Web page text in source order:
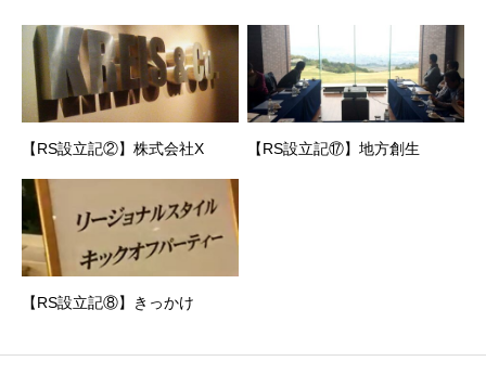
【RS設立記②】株式会社X 【RS設立記⑰】地方創生
【RS設立記⑧】きっかけ